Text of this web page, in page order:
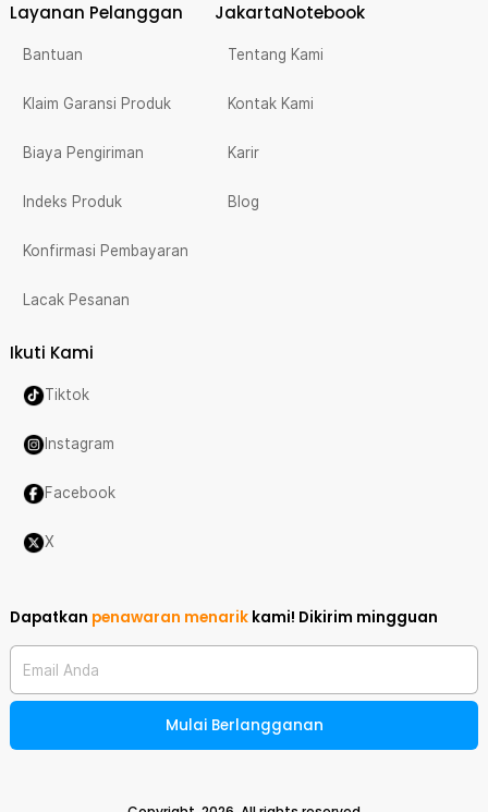
Layanan Pelanggan
Bantuan
Klaim Garansi Produk
Biaya Pengiriman
Indeks Produk
Konfirmasi Pembayaran
Lacak Pesanan
JakartaNotebook
Tentang Kami
Kontak Kami
Karir
Blog
Ikuti Kami
Tiktok
Instagram
Facebook
X
Dapatkan penawaran menarik kami! Dikirim mingguan
Email Anda
Mulai Berlangganan